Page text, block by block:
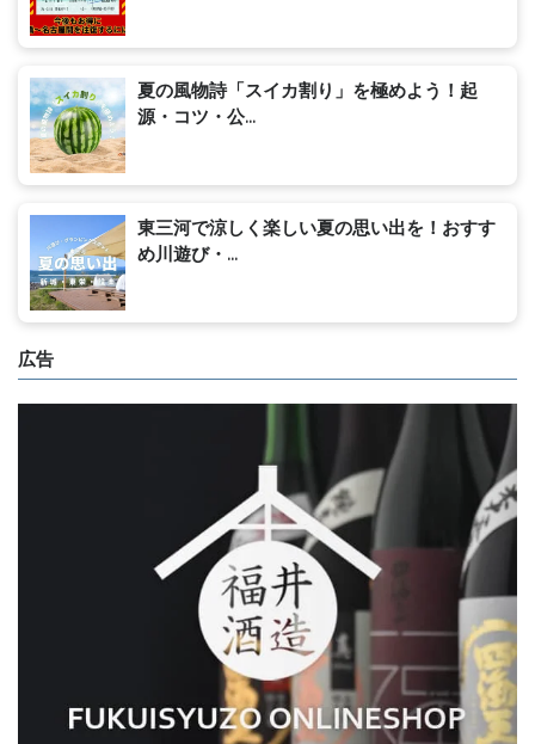
夏の風物詩「スイカ割り」を極めよう！起
源・コツ・公...
東三河で涼しく楽しい夏の思い出を！おすす
め川遊び・...
広告